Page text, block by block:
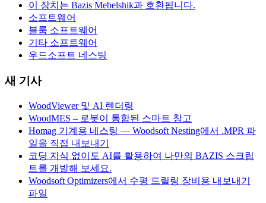
이 장치는 Bazis Mebelshik과 호환됩니다.
소프트웨어
블룸 소프트웨어
기타 소프트웨어
우드소프트 네스팅
새 기사
WoodViewer 및 AI 렌더링
WoodMES – 로봇이 통합된 스마트 창고
Homag 기계용 네스팅 — Woodsoft Nesting에서 .MPR 파
일을 직접 내보내기
코딩 지식 없이도 AI를 활용하여 나만의 BAZIS 스크립
트를 개발해 보세요.
Woodsoft Optimizers에서 수평 드릴링 장비용 내보내기
파일